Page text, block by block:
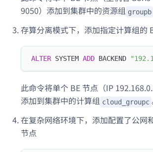
9050）添加到集群中的资源组 groupb
存算分离模式下，添加指定计算组的
ALTER SYSTEM ADD BACKEND
此命令将单个 BE 节点（IP
添加到集群中的计算组 cloud_groupc
在复杂网络环境下，添加配置了公网
节点